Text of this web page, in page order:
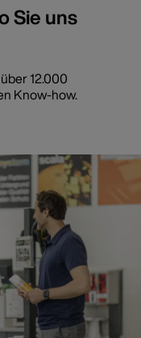
Sie uns
12.000
Know-how.